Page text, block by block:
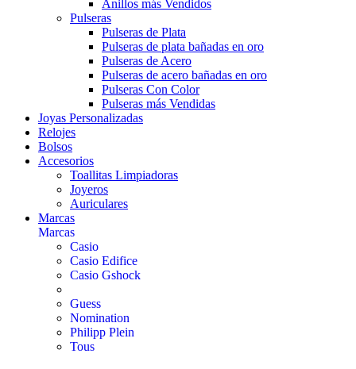
Anillos más Vendidos
Pulseras
Pulseras de Plata
Pulseras de plata bañadas en oro
Pulseras de Acero
Pulseras de acero bañadas en oro
Pulseras Con Color
Pulseras más Vendidas
Joyas Personalizadas
Relojes
Bolsos
Accesorios
Toallitas Limpiadoras
Joyeros
Auriculares
Marcas
Marcas
Casio
Casio Edifice
Casio Gshock
Guess
Nomination
Philipp Plein
Tous